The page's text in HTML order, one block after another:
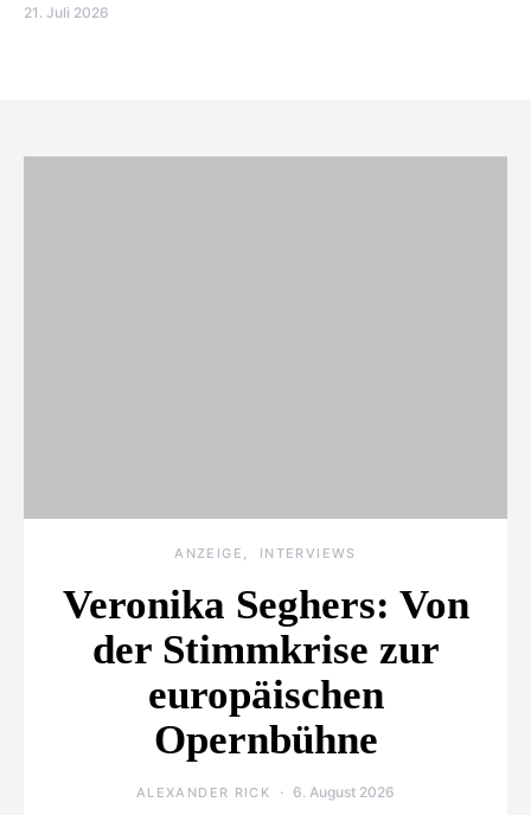
21. Juli 2026
ANZEIGE INTERVIEWS
Veronika Seghers: Von
der Stimmkrise zur
europäischen
Opernbühne
ALEXANDER RICK 6. August 2026